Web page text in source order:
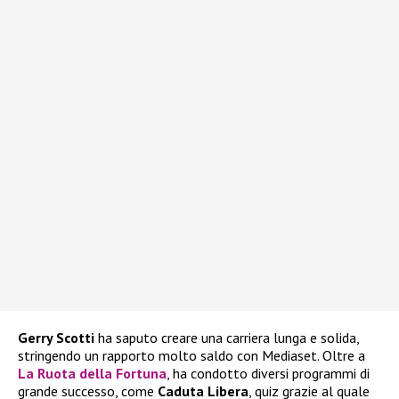
Gerry Scotti ha saputo creare una carriera lunga e solida,
stringendo un rapporto molto saldo con Mediaset. Oltre a
La Ruota della Fortuna , ha condotto diversi programmi di
grande successo, come Caduta Libera , quiz grazie al quale